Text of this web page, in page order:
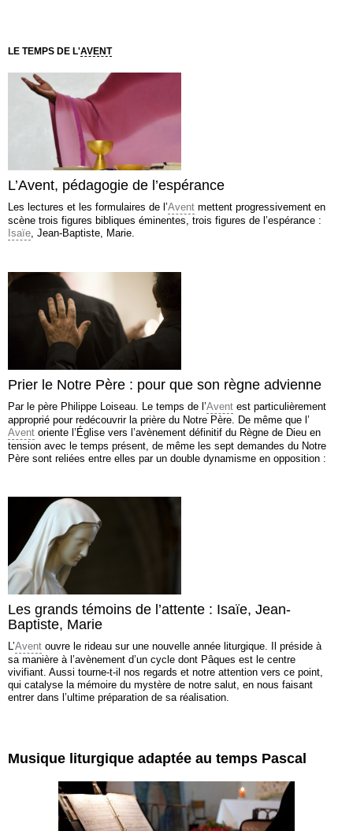
LE TEMPS DE L'AVENT
L’Avent, pédagogie de l’espérance
Les lectures et les formulaires de l’Avent mettent progressivement en
scène trois figures bibliques éminentes, trois figures de l’espérance :
Isaïe, Jean-Baptiste, Marie.
Prier le Notre Père : pour que son règne advienne
Par le père Philippe Loiseau. Le temps de l’Avent est particulièrement
approprié pour redécouvrir la prière du Notre Père. De même que l’
Avent oriente l’Église vers l’avènement définitif du Règne de Dieu en
tension avec le temps présent, de même les sept demandes du Notre
Père sont reliées entre elles par un double dynamisme en opposition :
Les grands témoins de l’attente : Isaïe, Jean-
Baptiste, Marie
L’Avent ouvre le rideau sur une nouvelle année liturgique. Il préside à
sa manière à l’avènement d’un cycle dont Pâques est le centre
vivifiant. Aussi tourne-t-il nos regards et notre attention vers ce point,
qui catalyse la mémoire du mystère de notre salut, en nous faisant
entrer dans l’ultime préparation de sa réalisation.
Musique liturgique adaptée au temps Pascal